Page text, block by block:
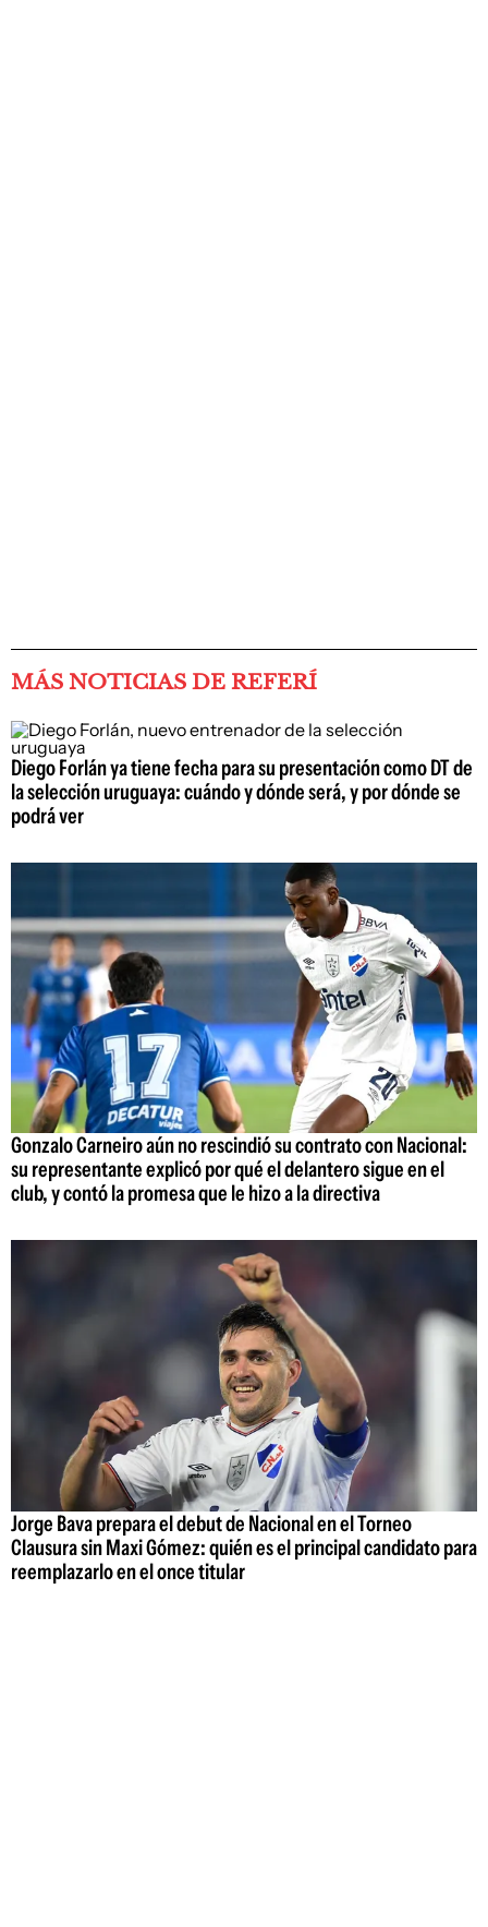
MÁS NOTICIAS DE REFERÍ
Diego Forlán ya tiene fecha para su presentación como DT de
la selección uruguaya: cuándo y dónde será, y por dónde se
podrá ver
Gonzalo Carneiro aún no rescindió su contrato con Nacional:
su representante explicó por qué el delantero sigue en el
club, y contó la promesa que le hizo a la directiva
Jorge Bava prepara el debut de Nacional en el Torneo
Clausura sin Maxi Gómez: quién es el principal candidato para
reemplazarlo en el once titular